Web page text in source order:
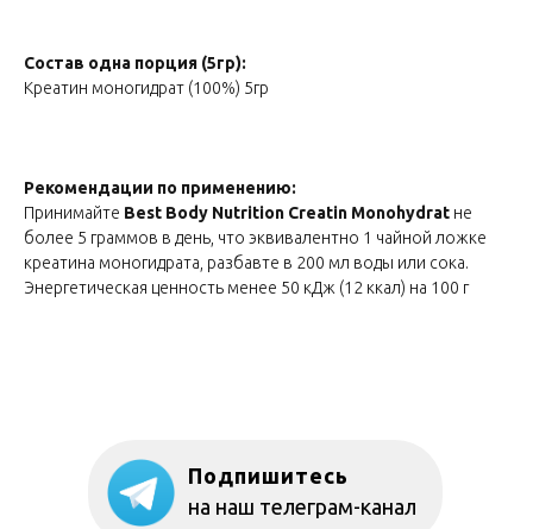
Состав одна порция (5гр):
Креатин моногидрат (100%) 5гр
Рекомендации по применению:
Принимайте Best Body Nutrition Creatin Monohydrat не
более 5 граммов в день, что эквивалентно 1 чайной ложке
креатина моногидрата, разбавте в 200 мл воды или сока.
Энергетическая ценность менее 50 кДж (12 ккал) на 100 г
Подпишитесь
на наш телеграм-канал